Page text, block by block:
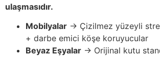
ulaşmasıdır.
Mobilyalar → Çizilmez yüzeyli
+ darbe emici köşe koruyucular
Beyaz Eşyalar → Orijinal kutu